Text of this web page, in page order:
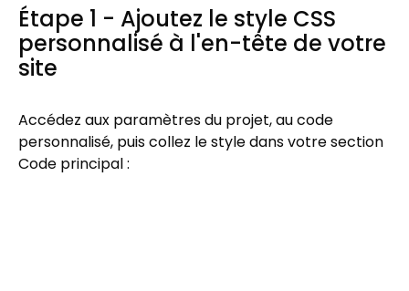
Étape 1 - Ajoutez le style CSS
personnalisé à l'en-tête de votre
site
Accédez aux paramètres du projet, au code
personnalisé, puis collez le style dans votre section
Code principal :